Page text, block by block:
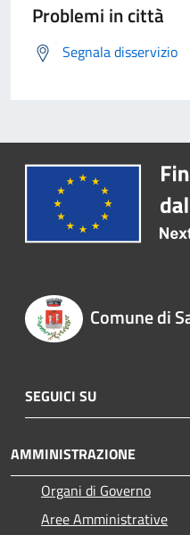
Problemi in città
Segnala disservizio
Comune di
SEGUICI SU
AMMINISTRAZIONE
Organi di Governo
Aree Amministrative